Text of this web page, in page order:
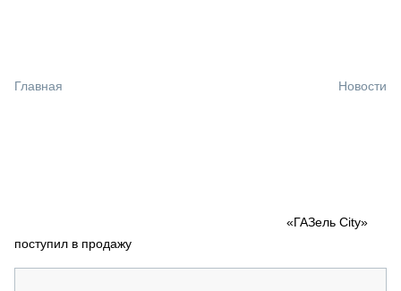
СПЕЦПРОЕКТЫ
Главная Новости
«ГАЗель City»
поступил в продажу